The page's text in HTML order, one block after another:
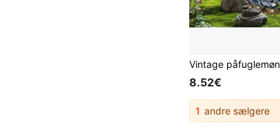
8.52€
1 andre sælgere